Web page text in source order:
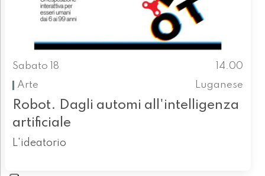
Sabato 18
14.00
Arte
Luganese
Robot. Dagli automi all'intelligenza
artificiale
L'ideatorio